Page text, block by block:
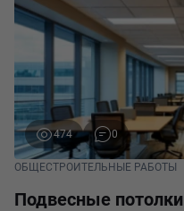
474 0
ОБЩЕСТРОИТЕЛЬНЫЕ РАБОТЫ
Подвесные